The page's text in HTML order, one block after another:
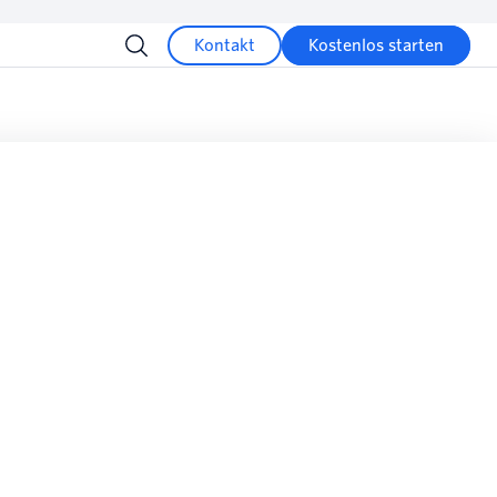
Kontakt Kostenlos starten